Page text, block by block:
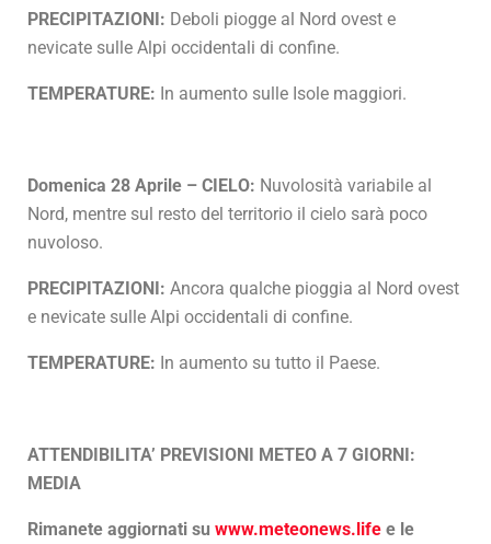
PRECIPITAZIONI: Deboli piogge al Nord ovest e
nevicate sulle Alpi occidentali di confine.
TEMPERATURE: In aumento sulle Isole maggiori.
Domenica 28 Aprile – CIELO: Nuvolosità variabile al
Nord, mentre sul resto del territorio il cielo sarà poco
nuvoloso.
PRECIPITAZIONI: Ancora qualche pioggia al Nord ovest
e nevicate sulle Alpi occidentali di confine.
TEMPERATURE: In aumento su tutto il Paese.
ATTENDIBILITA’ PREVISIONI METEO A 7 GIORNI:
MEDIA
Rimanete aggiornati su www.meteonews.life e le